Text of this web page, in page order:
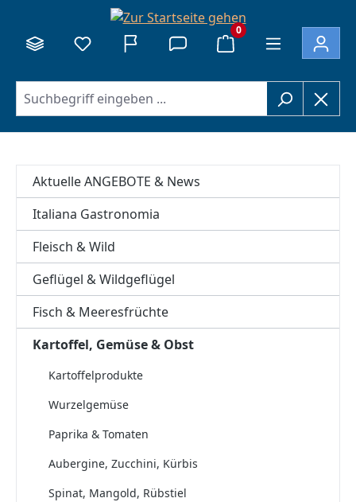
0
Aktuelle ANGEBOTE & News
Italiana Gastronomia
Fleisch & Wild
Geflügel & Wildgeflügel
Fisch & Meeresfrüchte
Kartoffel, Gemüse & Obst
Kartoffelprodukte
Wurzelgemüse
Paprika & Tomaten
Aubergine, Zucchini, Kürbis
Spinat, Mangold, Rübstiel